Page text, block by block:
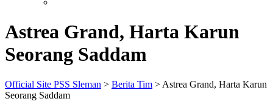
Astrea Grand, Harta Karun
Seorang Saddam
Official Site PSS Sleman > Berita Tim > Astrea Grand, Harta Karun
Seorang Saddam